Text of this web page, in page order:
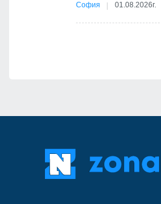
София 01.08.2026г.